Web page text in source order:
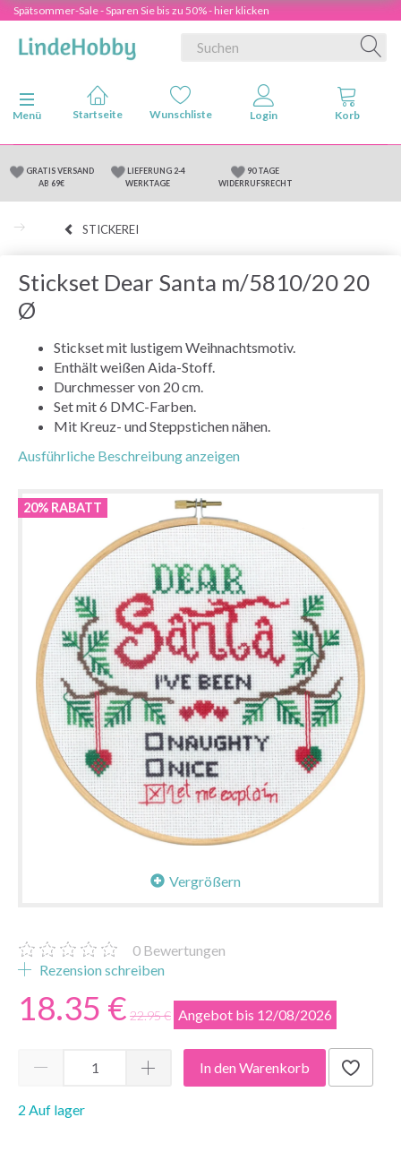
Spätsommer-Sale - Sparen Sie bis zu 50% - hier klicken
Anzeige ändern
Menü
GRATIS VERSAND
AB 69€
LIEFERUNG 2-4
WERKTAGE
90 TAGE
WIDERRUFSRECHT
STICKEREI
Stickset Dear Santa m/5810/20 20
Ø
Stickset mit lustigem Weihnachtsmotiv.
Enthält weißen Aida-Stoff.
Durchmesser von 20 cm.
Set mit 6 DMC-Farben.
Mit Kreuz- und Steppstichen nähen.
Ausführliche Beschreibung anzeigen
20% RABATT
Vergrößern
0 Bewertungen
Rezension schreiben
18.35 € 22.95 € Angebot bis 12/08/2026
In den Warenkorb
2 Auf lager